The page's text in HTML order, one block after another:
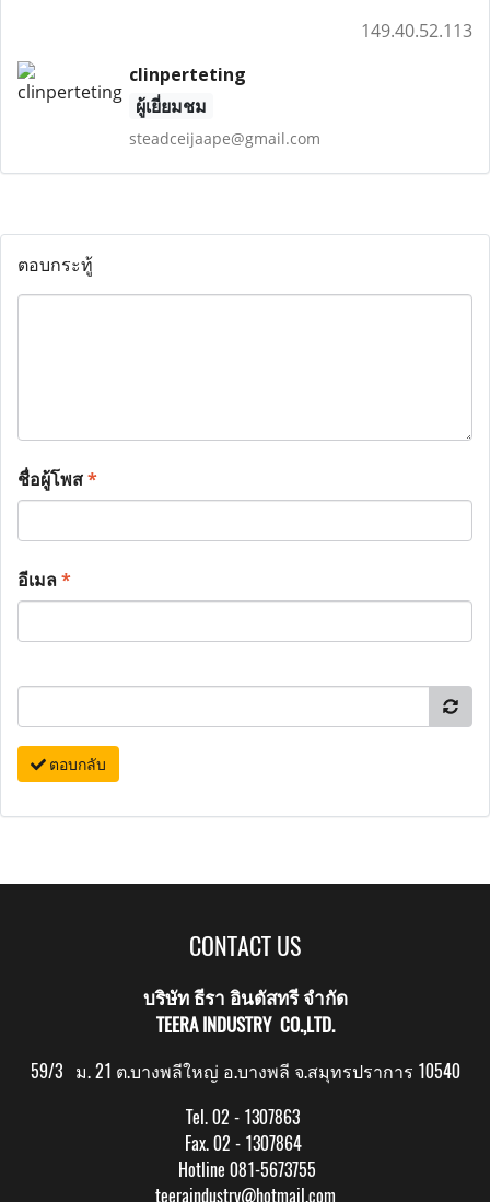
149.40.52.113
clinperteting
ผู้เยี่ยมชม
steadceijaape@gmail.com
ตอบกระทู้
ชื่อผู้โพส*
อีเมล*
ตอบกลับ
CONTACT US
บริษัท ธีรา อินดัสทรี จำกัด
TEERA INDUSTRY CO.,LTD.
59/3 ม. 21 ต.บางพลีใหญ่ อ.บางพลี จ.สมุทรปราการ 10540
Tel. 02 - 1307863
Fax. 02 - 1307864
Hotline 081-5673755
teeraindustry@hotmail.com